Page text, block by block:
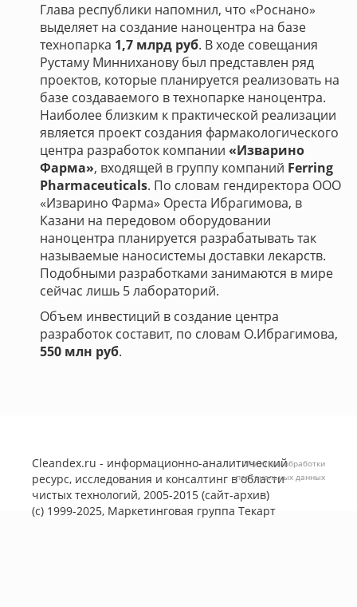
Глава республики напомнил, что «Роснано»
выделяет на создание наноцентра на базе
технопарка 1,7 млрд руб. В ходе совещания
Рустаму Минниханову был представлен ряд
проектов, которые планируется реализовать на
базе создаваемого в технопарке наноцентра.
Наиболее близким к практической реализации
является проект создания фармакологического
центра разработок компании «Изварино
Фарма», входящей в группу компаний Ferring
Pharmaceuticals. По словам гендиректора ООО
«Изварино Фарма» Ореста Ибрагимова, в
Казани на передовом оборудовании
наноцентра планируется разрабатывать так
называемые наносистемы доставки лекарств.
Подобными разработками занимаются в мире
сейчас лишь 5 лабораторий.
Объем инвестиций в создание центра
разработок составит, по словам О.Ибрагимова,
550 млн руб.
Cleandex.ru - информационно-аналитический
ресурс, исследования и консалтинг в области
чистых технологий, 2005-2015 (сайт-архив)
(с) 1999-2025, Маркетинговая группа Текарт
Политика обработки
персональных данных